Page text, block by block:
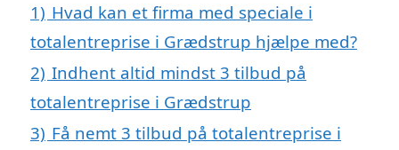
1) Hvad kan et firma med speciale i
totalentreprise i Grædstrup hjælpe med?
2) Indhent altid mindst 3 tilbud på
totalentreprise i Grædstrup
3) Få nemt 3 tilbud på totalentreprise i